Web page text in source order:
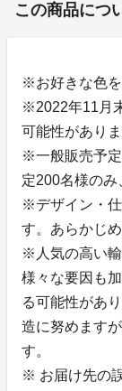
この商品につ
※お好きな色を
※2022年11月
可能性がありま
※一般販売予
定200名様のみ
※デザイン・
す。あらかじ
※人気の高い
様々な要因も
る可能性があ
造に努めます
す。
※ お届け先の